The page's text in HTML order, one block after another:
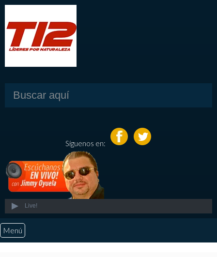
Síguenos en:
Live!
Menú